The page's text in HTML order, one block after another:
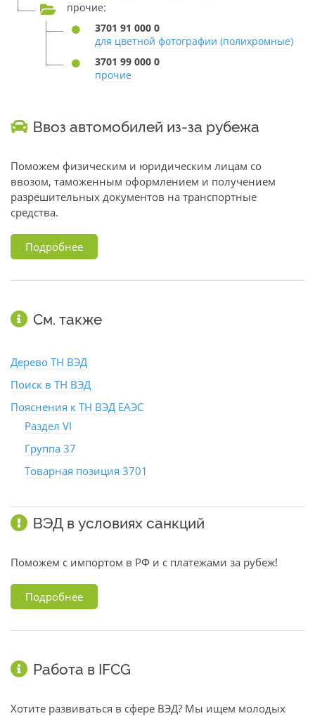
прочие:
3701 91 000 0
для цветной фотографии (полихромные)
3701 99 000 0
прочие
Ввоз автомобилей из-за рубежа
Поможем физическим и юридическим лицам со
ввозом, таможенным оформлением и получением
разрешительных документов на транспортные
средства.
Подробнее
См. также
Дерево ТН ВЭД
Поиск в ТН ВЭД
Пояснения к ТН ВЭД ЕАЭС
Раздел VI
Группа 37
Товарная позиция 3701
ВЭД в условиях санкций
Поможем с импортом в РФ и с платежами за рубеж!
Подробнее
Работа в IFCG
Хотите развиваться в сфере ВЭД? Мы ищем молодых